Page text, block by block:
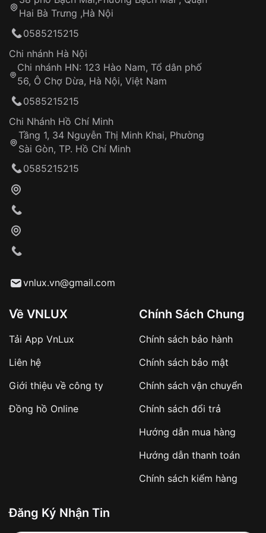
Hotline: 0585 215 215
Từ khóa SEO:
Khách hàng kiểm tra và thanh toán trực tiếp
Từ khóa SEO:
sản phẩm đặc biệt
hàng
Số tiền còn lại thanh toán khi nhận hàng hoặc
✔️ Đảm bảo xử lý đơn hàng nhanh chóng
✔️ Hạn chế tình trạng hủy đơn không mong
Từ khóa SEO:
Tự ý sửa chữa
thống VNLUX
Đảm bảo quyền lợi khách hàng
Đồng hành cùng khách hàng trong suốt quá
trình sử dụng
Hai Bà Trưng ,Hà Nội
0585215215
Chi nhánh Hà Nội
Chi nhánh HN: 123 Hào Nam, Tổ dân phố
56, Ô Chợ Dừa, Hà Nội, Việt Nam
0585215215
Chi Nhánh Hồ Chí Minh
Tầng 1, 34 Nguyễn Thị Minh Khai, Phường
Sài Gòn, TP. Hồ Chí Minh
0585215215
vnlux.vn@gmail.com
Về VNLUX
Tải App VnLux
Liên hệ
Giới thiệu về công ty
Đồng hồ Online
Chính Sách Chung
Chính sách bảo hành
Chính sách bảo mật
Chính sách vận chuyển
Chính sách đổi trả
Hướng dẫn mua hàng
Hướng dẫn thanh toán
Chính sách kiểm hàng
Đăng Ký Nhận Tin